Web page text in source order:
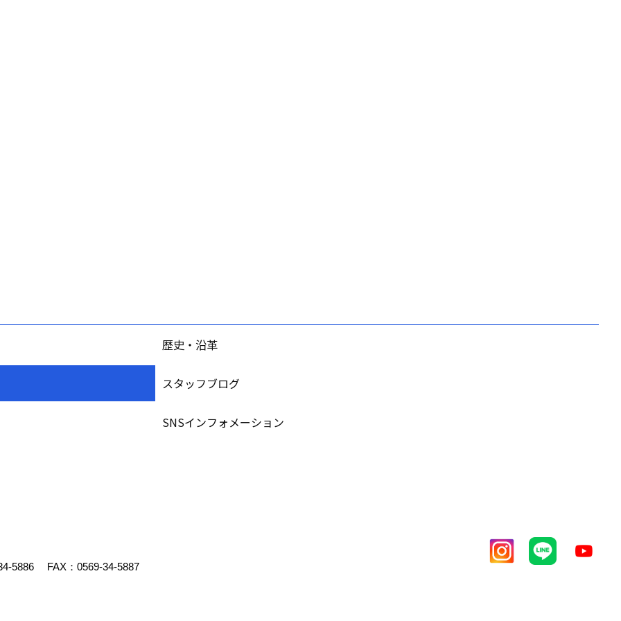
歴史・沿革
スタッフブログ
SNSインフォメーション
5886 FAX：0569-34-5887